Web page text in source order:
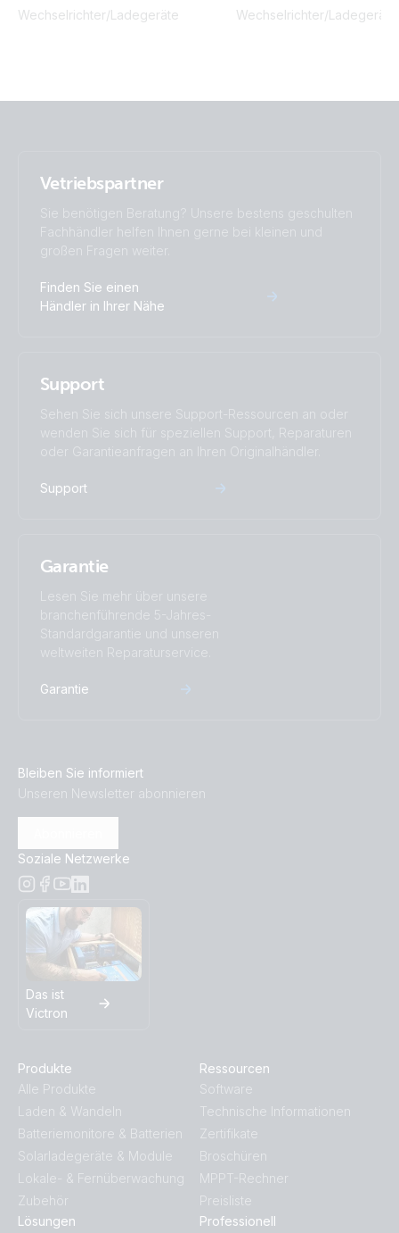
Wechselrichter/Ladegeräte Wechselrichter/Ladegeräte
Vetriebspartner
Sie benötigen Beratung? Unsere bestens geschulten
Fachhändler helfen Ihnen gerne bei kleinen und
großen Fragen weiter.
Finden Sie einen
Händler in Ihrer Nähe
Support
Sehen Sie sich unsere Support-Ressourcen an oder
wenden Sie sich für speziellen Support, Reparaturen
oder Garantieanfragen an Ihren Originalhändler.
Support
Garantie
Lesen Sie mehr über unsere
branchenführende 5-Jahres-
Standardgarantie und unseren
weltweiten Reparaturservice.
Garantie
Bleiben Sie informiert
Unseren Newsletter abonnieren
Soziale Netzwerke
Das ist
Victron
Produkte
Alle Produkte
Laden & Wandeln
Batteriemonitore & Batterien
Solarladegeräte & Module
Lokale- & Fernüberwachung
Zubehör
Lösungen
Ressourcen
Software
Technische Informationen
Zertifikate
Broschüren
MPPT-Rechner
Preisliste
Professionell